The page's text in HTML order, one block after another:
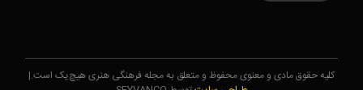
کلیه حقوق مادی و معنوی محفوظ و متعلق به مجله فرهنگی هنری هیچ‌یک است.|